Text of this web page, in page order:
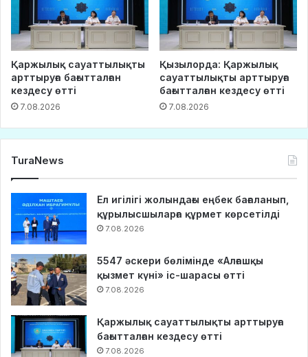
Қаржылық сауаттылықты
арттыруға бағытталған
кездесу өтті
7.08.2026
Қызылорда: Қаржылық
сауаттылықты арттыруға
бағытталған кездесу өтті
7.08.2026
TuraNews
Ел игілігі жолындағы еңбек бағаланып,
құрылысшыларға құрмет көрсетілді
7.08.2026
5547 әскери бөлімінде «Алғашқы
қызмет күні» іс-шарасы өтті
7.08.2026
Қаржылық сауаттылықты арттыруға
бағытталған кездесу өтті
7.08.2026